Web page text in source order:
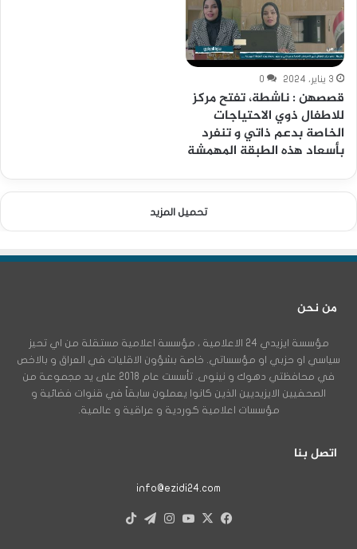
3 يناير، 2024 0
قصصهن : ناشطة، تفتح مركز
للاطفال ذوي الاحتياجات
الخاصة بدعم ذاتي و تنفرد
بأسعاد هذه الطبقة المهمشة
تحميل المزيد
من نحن
مؤسسة ايزيدي 24 الاعلامية ، مؤسسة اعلامية مستقلة من اي تحيز
سياسي او حزبي او مؤسساتي. خاصة بشؤون الاقليات في العراق و بالاخص
في محافظتي دهوك و نينوى. تأسست عام 2018 على يد مجموعة من
الصحفيين الايزيديين الذين كانوا يعملون سابقاً في قنوات فضائية و
مؤسسات اعلامية كوردية و عراقية و عالمية.
اتصل بنا
info@ezidi24.com
فيسبوك
X يوتيوبانستقرام
تيلقرام